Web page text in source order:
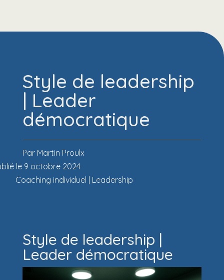
Style de leadership
| Leader
démocratique
Par Martin Proulx
le 9 octobre 2024
Coaching individuel | Leadership
Style de leadership |
Leader démocratique